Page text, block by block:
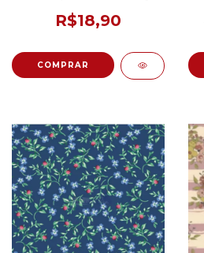
150CM
R$18,90